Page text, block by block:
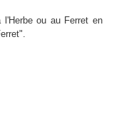
ou au Ferret en